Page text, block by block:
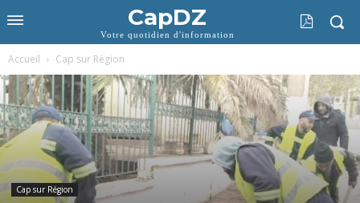
CapDZ
Votre quotidien d'information
Accueil Cap sur Région
Cap sur Région